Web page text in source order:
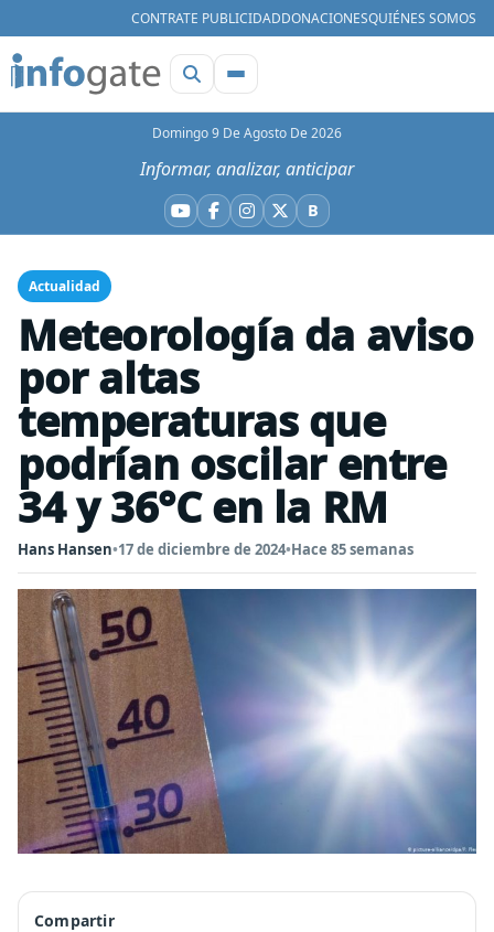
CONTRATE PUBLICIDADDONACIONESQUIÉNES SOMOS
Domingo 9 De Agosto De 2026
Informar, analizar, anticipar
YouTube
Facebook
Instagram
X BBluesky
Actualidad
Meteorología da aviso
por altas
temperaturas que
podrían oscilar entre
34 y 36°C en la RM
Hans Hansen•17 de diciembre de 2024•Hace 85 semanas
Compartir